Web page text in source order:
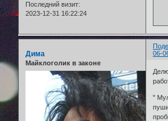
Последний визит:
2023-12-31 16:22:24
06-
Дима
Майклоголик в законе
"